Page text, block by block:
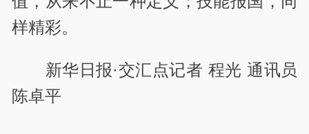
样精彩。
新华日报·交汇点记者 程光 通讯员
陈卓平